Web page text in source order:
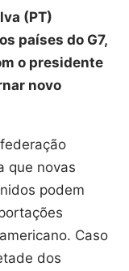
(PT)
países do G7,
o presidente
novo
que novas
podem
Caso
dos